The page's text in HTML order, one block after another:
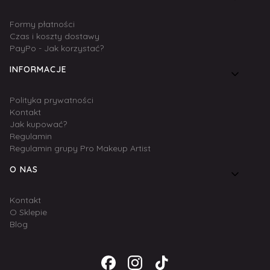
Formy płatności
Czas i koszty dostawy
PayPo - Jak korzystać?
INFORMACJE
Polityka prywatności
Kontakt
Jak kupować?
Regulamin
Regulamin grupy Pro Makeup Artist
O NAS
Kontakt
O Sklepie
Blog